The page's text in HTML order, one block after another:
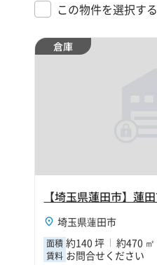
この物件を選択する
倉庫
埼玉県蓮田市
面積 約140 坪 約470 ㎡
賃料 お問合せください